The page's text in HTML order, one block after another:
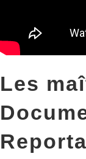
Les